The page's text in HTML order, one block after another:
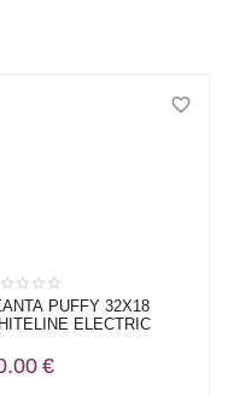
PUFFY 32X18
ELECTRIC
€